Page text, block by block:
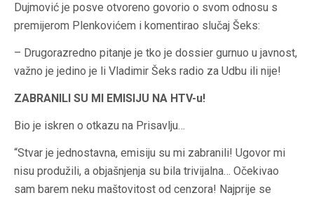
Dujmović je posve otvoreno govorio o svom odnosu s
premijerom Plenkovićem i komentirao slučaj Šeks:
– Drugorazredno pitanje je tko je dossier gurnuo u javnost,
važno je jedino je li Vladimir Šeks radio za Udbu ili nije!
ZABRANILI SU MI EMISIJU NA HTV-u!
Bio je iskren o otkazu na Prisavlju…
“Stvar je jednostavna, emisiju su mi zabranili! Ugovor mi
nisu produžili, a objašnjenja su bila trivijalna… Očekivao
sam barem neku maštovitost od cenzora! Najprije se